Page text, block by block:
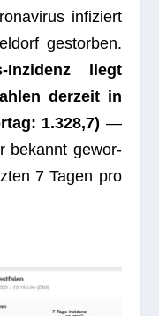
infi­ziert
gestor­ben.
Inzi­denz liegt
der­zeit in
1.328,7) —
bekannt gewor­
7 Tagen pro